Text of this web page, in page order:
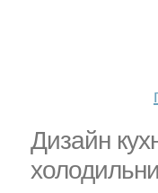
Дизайн